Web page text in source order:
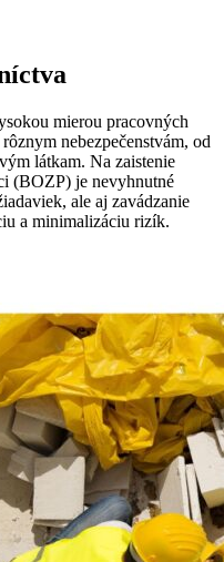
mierou pracovných
nebezpečenstvám, od
látkam. Na zaistenie
(BOZP) je nevyhnutné
ale aj zavádzanie
a minimalizáciu rizík.